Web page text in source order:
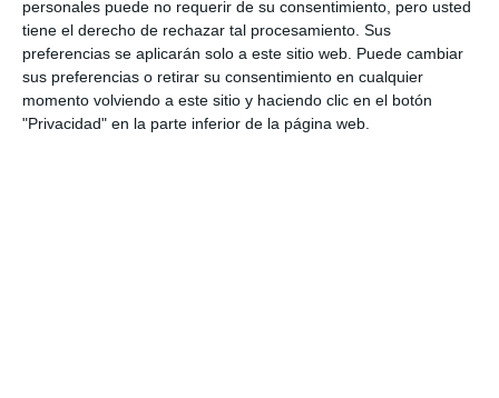
personales puede no requerir de su consentimiento, pero usted
tiene el derecho de rechazar tal procesamiento. Sus
preferencias se aplicarán solo a este sitio web. Puede cambiar
sus preferencias o retirar su consentimiento en cualquier
momento volviendo a este sitio y haciendo clic en el botón
"Privacidad" en la parte inferior de la página web.
es demostrar que aquello que muchas veces
consideramos un residuo puede transformarse en
una obra de arte. Además de crear piezas únicas,
también contribuimos a fomentar una mayor